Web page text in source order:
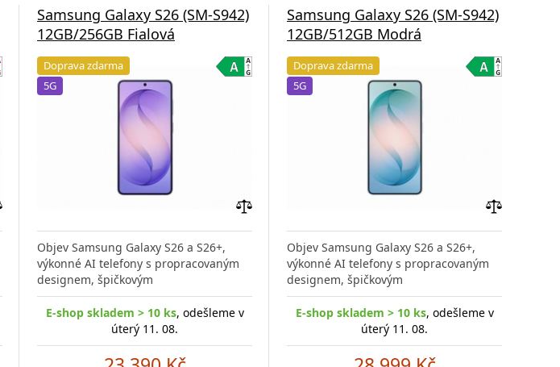
porovnání
Samsung Galaxy S26 (SM-S942)
12GB/256GB Fialová
Doprava zdarma
5G
porovnání
Objev Samsung Galaxy S26 a S26+,
výkonné AI telefony s propracovaným
designem, špičkovým
E-shop skladem > 10 ks, odešleme v
úterý 11. 08.
Samsung Galaxy S26 (SM-S942)
12GB/512GB Modrá
Doprava zdarma
5G
Objev Samsung Galaxy S26 a S26+,
výkonné AI telefony s propracovaným
designem, špičkovým
E-shop skladem > 10 ks, odešleme v
úterý 11. 08.